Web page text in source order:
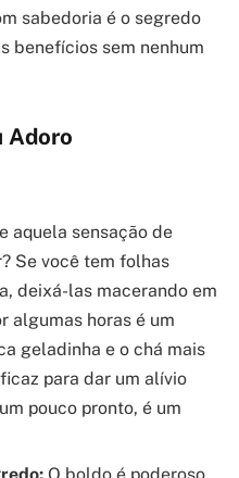
sabedoria é o segredo
benefícios sem nenhum
Adoro
aquela sensação de
Se você tem folhas
deixá-las macerando em
algumas horas é um
geladinha e o chá mais
para dar um alívio
pouco pronto, é um